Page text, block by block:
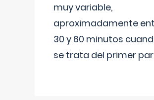
muy variable,
aproximadamente
30 y 60 minutos
se trata del primer